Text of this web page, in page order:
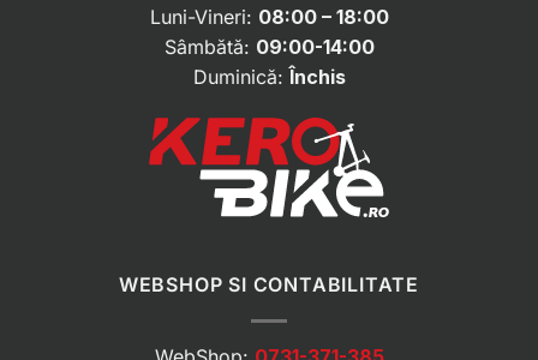
Luni-Vineri: 08:00 – 18:00
Sâmbătă: 09:00-14:00
Duminică:Închis
WEBSHOP SI CONTABILITATE